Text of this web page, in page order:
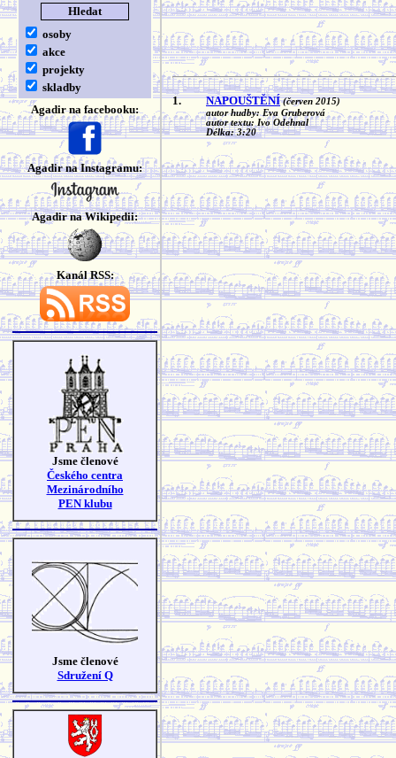
osoby
akce
projekty
skladby
Agadir na facebooku:
Agadir na Instagramu:
Agadir na Wikipedii:
Kanál RSS:
Jsme členové
Českého centra
Mezinárodního
PEN klubu
Jsme členové
Sdružení Q
1. NAPOUŠTĚNÍ (červen 2015)
autor hudby: Eva Gruberová
autor textu: Ivo Odehnal
Délka: 3:20